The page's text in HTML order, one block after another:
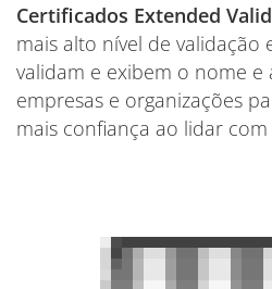
Certificados Extended
mais alto nível de validação
validam e exibem o nome e
empresas e organizações
mais confiança ao lidar